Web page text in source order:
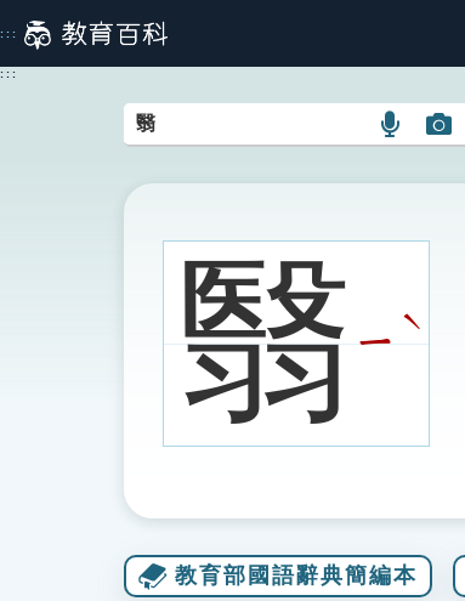
到
主
:::
:::
語
搜
圖
圖
搜
翳ㄧ
ˋ
教育部國語辭典簡編本